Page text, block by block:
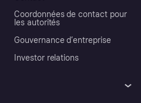
Coordonnées de contact pour
les autorités
Gouvernance d’entreprise
Investor relations